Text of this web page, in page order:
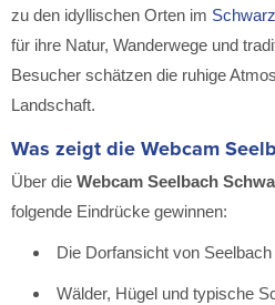
zu den idyllischen Orten im
für ihre Natur, Wanderwege und
Besucher schätzen die ruhige
Landschaft.
Was zeigt die Webcam
Über die Webcam Seelbach
folgende Eindrücke gewinnen:
Die Dorfansicht von Seelbach
Wälder, Hügel und typische